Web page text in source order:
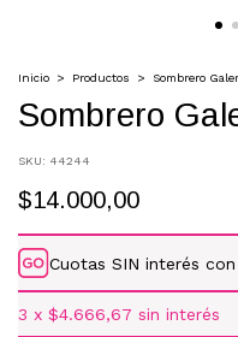
Inicio > Productos > Sombrero
Sombrero
SKU: 44244
$14.000,00
Cuotas SIN interés con
3 x $4.666,67 sin interés